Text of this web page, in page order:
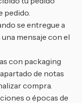
pedido.
se entregue a
mensaje con el
con packaging
de notas
compra.
o épocas de